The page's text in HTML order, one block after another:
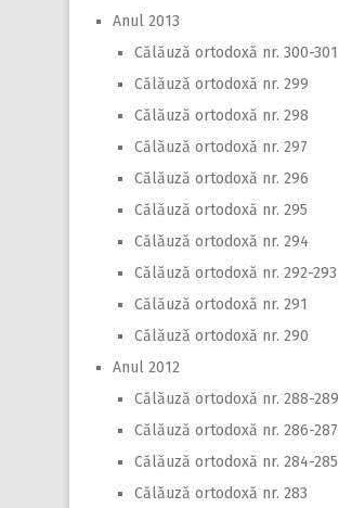
Anul 2013
Călăuză ortodoxă nr. 300-301
Călăuză ortodoxă nr. 299
Călăuză ortodoxă nr. 298
Călăuză ortodoxă nr. 297
Călăuză ortodoxă nr. 296
Călăuză ortodoxă nr. 295
Călăuză ortodoxă nr. 294
Călăuză ortodoxă nr. 292-293
Călăuză ortodoxă nr. 291
Călăuză ortodoxă nr. 290
Anul 2012
Călăuză ortodoxă nr. 288-289
Călăuză ortodoxă nr. 286-287
Călăuză ortodoxă nr. 284-285
Călăuză ortodoxă nr. 283